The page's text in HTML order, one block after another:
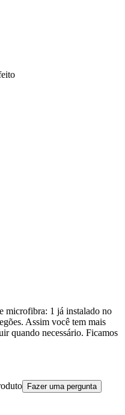
microfibra: 1 já instalado no
Assim você tem mais
quando necessário. Ficamos
Fazer uma pergunta